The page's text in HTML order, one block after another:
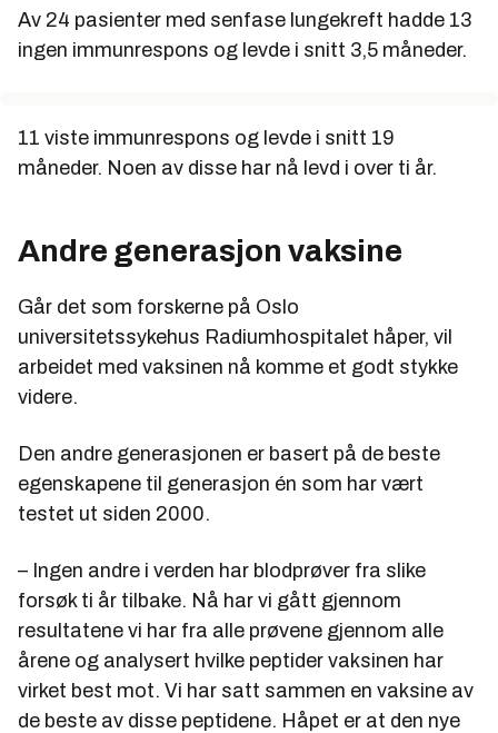
Av 24 pasienter med senfase lungekreft hadde 13
ingen immunrespons og levde i snitt 3,5 månede­r.
11 viste immunrespons og levde i snitt 19
måneder. Noen av disse har nå levd i over ti år.
Andre generasjon vaksine
Går det som forskerne på Oslo
universitetssykehus Radiumhospitalet håper, vil
arbeidet med vaksinen nå komme et godt stykke
videre.
Den andre generasjonen er basert på de beste
egenskapene til generasjon én som har vært
testet ut siden 2000.
– Ingen andre i verden har blodprøver fra slike
forsøk ti år tilbake. Nå har vi gått gjennom
resultatene vi har fra alle prøvene gjennom alle
årene og analysert hvilke peptider vaksinen har
virket best mot. Vi har satt sammen en vaksine av
de beste av disse peptidene. Håpet er at den nye